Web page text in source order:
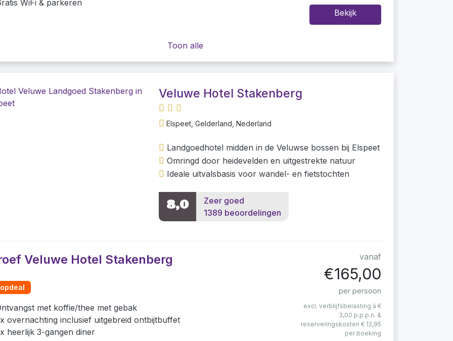
WiFi & parkeren
Bekijk
Toon alle
Veluwe Hotel Stakenberg
Elspeet, Gelderland, Nederland
Landgoedhotel midden in de Veluwse bossen bij Elspeet
Omringd door heidevelden en uitgestrekte natuur
Ideale uitvalsbasis voor wandel- en fietstochten
8,0
Zeer goed
1389 beoordelingen
Veluwe Hotel Stakenberg vanaf
€165,00
per persoon
met koffie/thee met gebak
overnachting inclusief uitgebreid ontbijtbuffet
heerlijk 3-gangen diner
excl. verblijfsbelasting à €
3,00 p.p.p.n. &
reserveringskosten € 12,95
per boeking